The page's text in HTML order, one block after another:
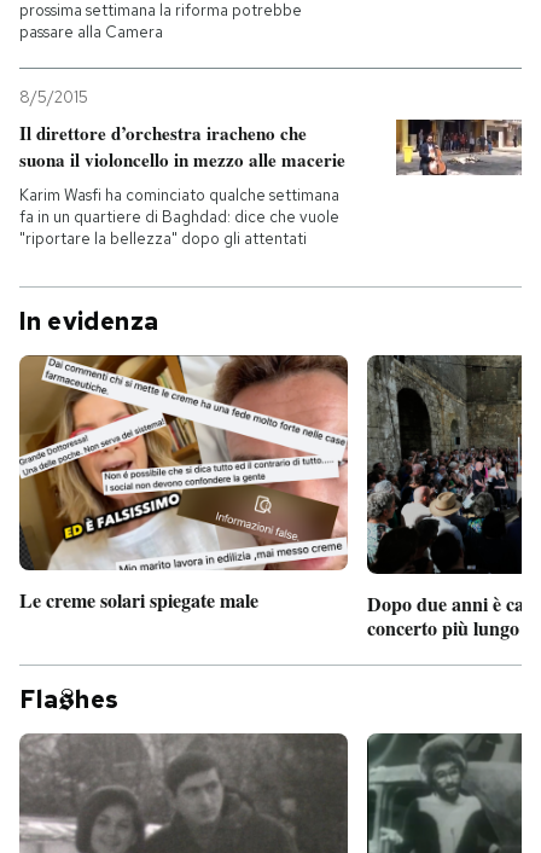
prossima settimana la riforma potrebbe
passare alla Camera
8/5/2015
Il direttore d’orchestra iracheno che
suona il violoncello in mezzo alle macerie
Karim Wasfi ha cominciato qualche settimana
fa in un quartiere di Baghdad: dice che vuole
"riportare la bellezza" dopo gli attentati
In evidenza
Le creme solari spiegate male
Dopo due anni è
concerto più lungo
Fla hes